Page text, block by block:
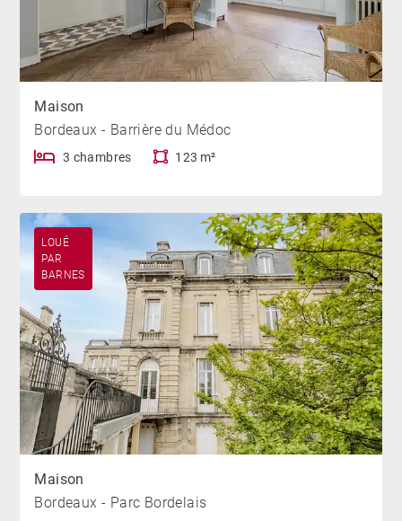
Maison
Bordeaux - Barrière du Médoc
3 chambres 123 m²
LOUÉ
PAR
BARNES
Maison
Bordeaux - Parc Bordelais